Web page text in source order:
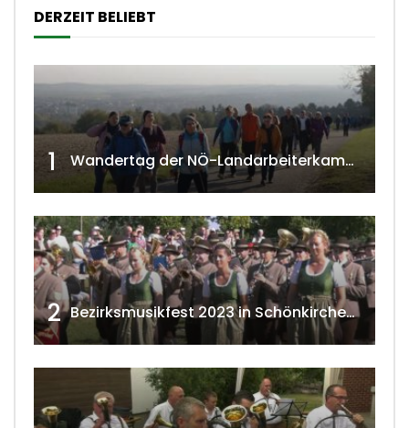
DERZEIT BELIEBT
1 Wandertag der NÖ-Landarbeiterkammer in Hollabrunn 2024
2 Bezirksmusikfest 2023 in Schönkirchen-Reyersdorf